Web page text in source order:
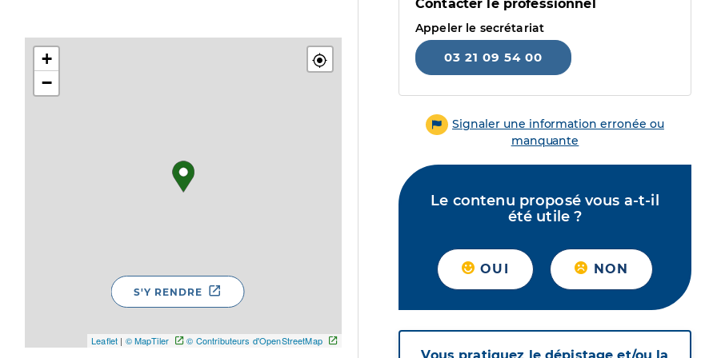
+
−
Leaflet | © MapTiler © Contributeurs d'OpenStreetMap
S'Y RENDRE
Contacter le professionnel
Appeler le secrétariat
03 21 09 54 00
Signaler une information erronée ou
manquante
Le contenu proposé vous a-t-il
été utile ?
OUI NON